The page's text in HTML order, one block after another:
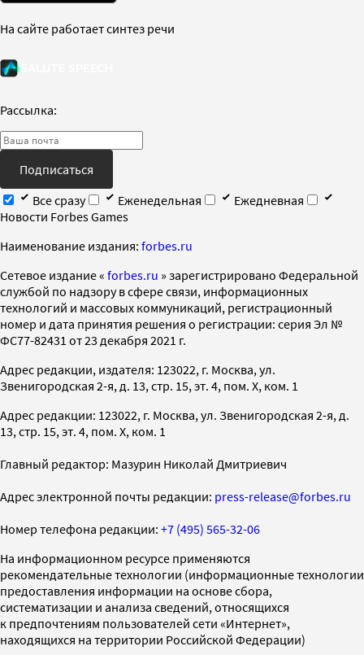
На сайте работает синтез речи
Рассылка:
Подписаться
Все сразу
Еженедельная
Ежедневная
Новости Forbes Games
Наименование издания: forbes.ru
Cетевое издание « forbes.ru » зарегистрировано Федеральной
службой по надзору в сфере связи, информационных
технологий и массовых коммуникаций, регистрационный
номер и дата принятия решения о регистрации: серия Эл №
ФС77-82431 от 23 декабря 2021 г.
Адрес редакции, издателя: 123022, г. Москва, ул.
Звенигородская 2-я, д. 13, стр. 15, эт. 4, пом. X, ком. 1
Адрес редакции: 123022, г. Москва, ул. Звенигородская 2-я, д.
13, стр. 15, эт. 4, пом. X, ком. 1
Главный редактор: Мазурин Николай Дмитриевич
Адрес электронной почты редакции: press-release@forbes.ru
Номер телефона редакции: +7 (495) 565-32-06
На информационном ресурсе применяются
рекомендательные технологии (информационные технологии
предоставления информации на основе сбора,
систематизации и анализа сведений, относящихся
к предпочтениям пользователей сети «Интернет»,
находящихся на территории Российской Федерации)